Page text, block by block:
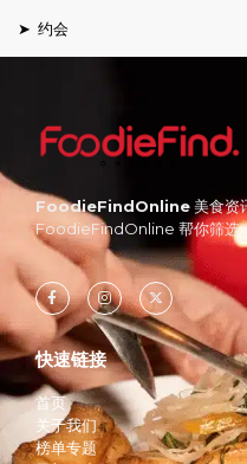
➤ 约会
FoodieFindOnline美食资
FoodieFindOnline 帮你筛选
快速链接
首页
关于我们
榜单专题